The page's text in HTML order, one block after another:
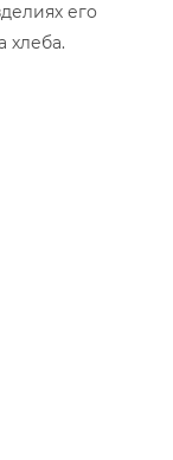
его
хлеба.